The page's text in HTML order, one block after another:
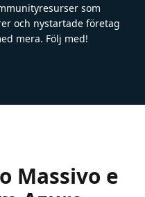
som
och nystartade företag
mera. Följ med!
Massivo e